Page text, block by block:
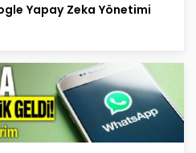
Yapay Zeka Yönetimi